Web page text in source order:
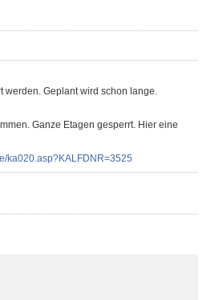
werden. Geplant wird schon lange.
Ganze Etagen gesperrt. Hier eine
ka020.asp?KALFDNR=3525